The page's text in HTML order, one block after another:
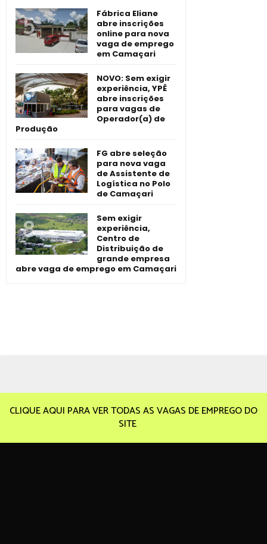
Fábrica Eliane
abre inscrições
online para nova
vaga de emprego
em Camaçari
NOVO: Sem exigir
experiência, YPÊ
abre inscrições
para vagas de
Operador(a) de
Produção
FG abre seleção
para nova vaga
de Assistente de
Logística no Polo
de Camaçari
Sem exigir
experiência,
Centro de
Distribuição de
grande empresa
abre vaga de emprego em Camaçari
CLIQUE AQUI PARA VER TODAS AS VAGAS DE EMPREGO DO
SITE